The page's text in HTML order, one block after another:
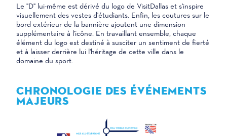
Le "D" lui-même est dérivé du logo de VisitDallas et s'inspire
visuellement des vestes d'étudiants. Enfin, les coutures sur le
bord extérieur de la bannière ajoutent une dimension
supplémentaire à l'icône. En travaillant ensemble, chaque
élément du logo est destiné à susciter un sentiment de fierté
et à laisser derrière lui l'héritage de cette ville dans le
domaine du sport.
CHRONOLOGIE DES ÉVÉNEMENTS
MAJEURS